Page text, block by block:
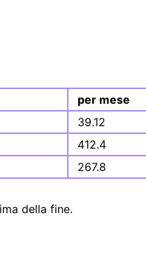
per mese
39.12
412.4
267.8
della fine.